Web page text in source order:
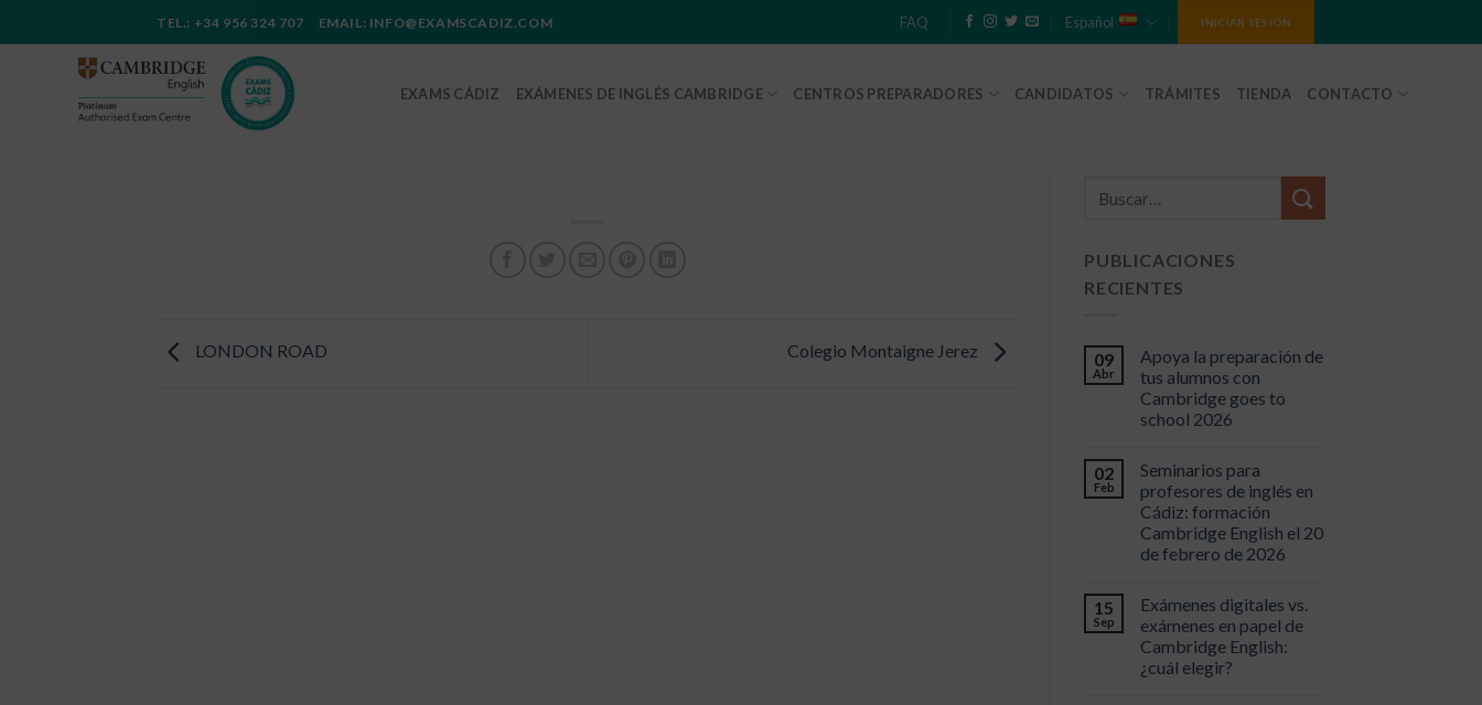
al
TEL.: +34 956 324 707 EMAIL: INFO@EXAMSCADIZ.COM FAQ Español INICIAR SESIÓN
EXAMS CÁDIZ EXÁMENES DE INGLÉS CAMBRIDGE CENTROS PREPARADORES CANDIDATOS TRÁMITES TIENDA CONTACTO
LONDON ROAD Colegio Montaigne Jerez
PUBLICACIONES
RECIENTES
09
Abr
Apoya la preparación de
tus alumnos con
Cambridge goes to
school 2026
02
Feb
Seminarios para
profesores de inglés en
Cádiz: formación
Cambridge English el 20
de febrero de 2026
15
Sep
Exámenes digitales vs.
exámenes en papel de
Cambridge English:
¿cuál elegir?